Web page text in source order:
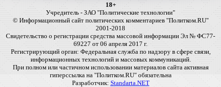
18+
Учредитель - ЗАО "Политические технологии"
© Информационный сайт политических комментариев "Политком.RU"
2001-2018
Свидетельство о регистрации средства массовой информации Эл № ФС77-
69227 от 06 апреля 2017 г.
Регистрирующий орган: Федеральная служба по надзору в сфере связи,
информационных технологий и массовых коммуникаций.
При полном или частичном использовании материалов сайта активная
гиперссылка на "Политком.RU" обязательна
Разработчик: Standarta.NET